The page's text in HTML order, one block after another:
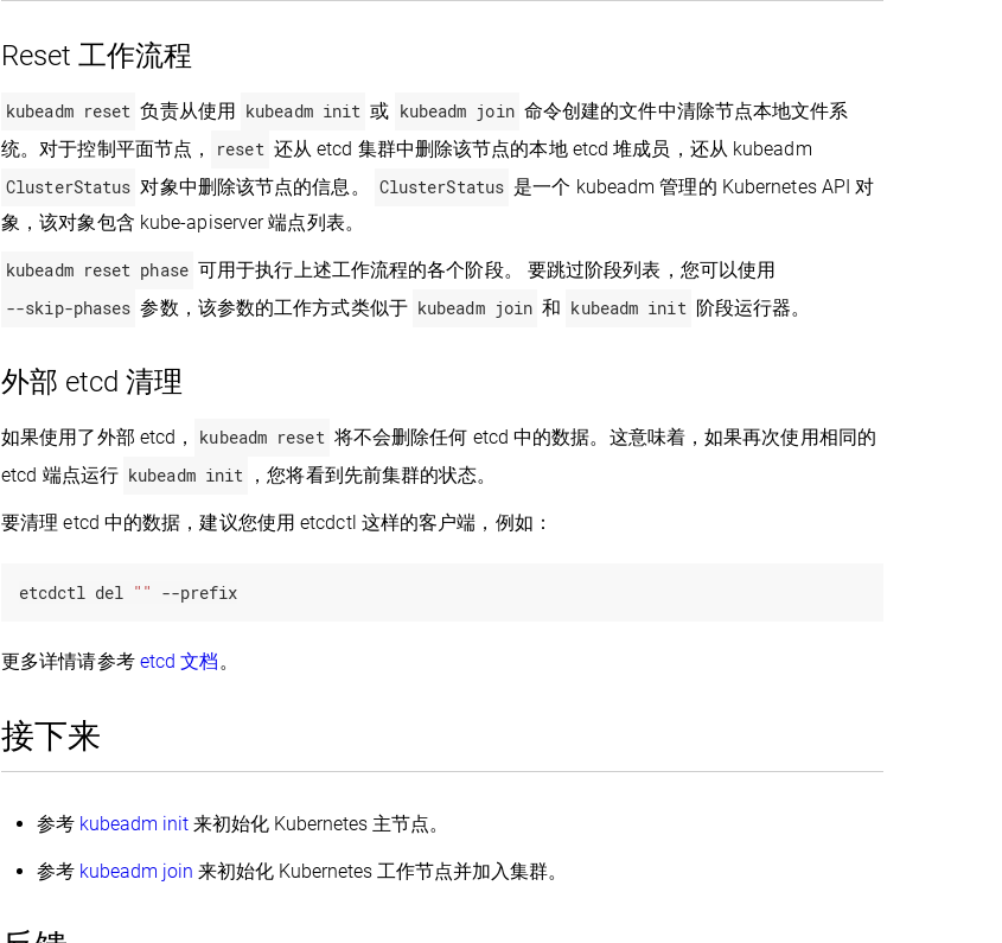
Reset 工作流程
kubeadm reset 负责从使用 kubeadm init 或 kubeadm join 命令创建的文件中清除节点本地文件系
统。对于控制平面节点，
reset 还从 etcd 集群中删除该节点的本地 etcd 堆成员，还从 kubeadm
ClusterStatus 对象中删除该节点的信息。 ClusterStatus 是一个 kubeadm 管理的 Kubernetes API 对
象，该对象包含 kube-apiserver 端点列表。
kubeadm reset phase 可用于执行上述工作流程的各个阶段。 要跳过阶段列表，您可以使用
--skip-phases 参数，该参数的工作方式类似于 kubeadm join 和 kubeadm init 阶段运行器。
外部 etcd 清理
如果使用了外部 etcd， kubeadm reset 将不会删除任何 etcd 中的数据。这意味着，如果再次使用相同的
etcd 端点运行 kubeadm init ，您将看到先前集群的状态。
要清理 etcd 中的数据，建议您使用 etcdctl 这样的客户端，例如：
etcdctl del "" --prefix
更多详情请参考 etcd 文档。
接下来
参考 kubeadm init 来初始化 Kubernetes 主节点。
参考 kubeadm join 来初始化 Kubernetes 工作节点并加入集群。